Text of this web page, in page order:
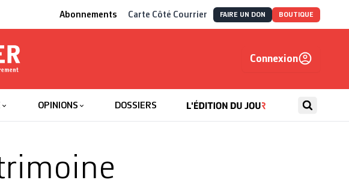
Abonnements Carte Côté Courrier FAIRE UN DON BOUTIQUE
Connexion
OPINIONS DOSSIERS